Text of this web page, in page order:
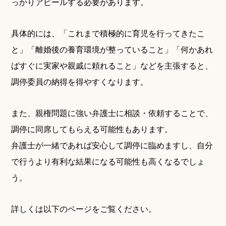
具体的には、「これまで積極的に育児を行ってきたこ
と」「離婚後の養育環境が整っていること」「何かあれ
ばすぐに実家や親戚に頼れること」などを主張すると、
調停委員の納得を得やすくなります。
また、親権問題に強い弁護士に相談・依頼することで、
調停に同席してもらえる可能性もあります。
弁護士が一緒であれば安心して調停に臨めますし、自分
で行うより有利な結果になる可能性も高くなるでしょ
う。
詳しくは以下のページをご覧ください。